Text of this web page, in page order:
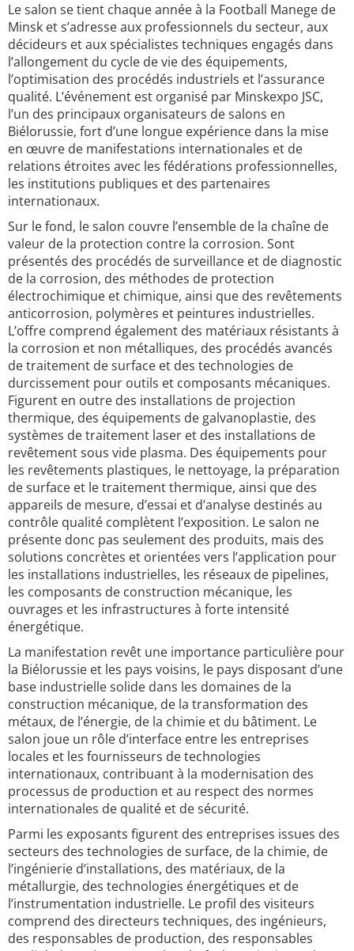
Le salon se tient chaque année à la Football Manege de
Minsk et s’adresse aux professionnels du secteur, aux
décideurs et aux spécialistes techniques engagés dans
l’allongement du cycle de vie des équipements,
l’optimisation des procédés industriels et l’assurance
qualité. L’événement est organisé par Minskexpo JSC,
l’un des principaux organisateurs de salons en
Biélorussie, fort d’une longue expérience dans la mise
en œuvre de manifestations internationales et de
relations étroites avec les fédérations professionnelles,
les institutions publiques et des partenaires
internationaux.
Sur le fond, le salon couvre l’ensemble de la chaîne de
valeur de la protection contre la corrosion. Sont
présentés des procédés de surveillance et de diagnostic
de la corrosion, des méthodes de protection
électrochimique et chimique, ainsi que des revêtements
anticorrosion, polymères et peintures industrielles.
L’offre comprend également des matériaux résistants à
la corrosion et non métalliques, des procédés avancés
de traitement de surface et des technologies de
durcissement pour outils et composants mécaniques.
Figurent en outre des installations de projection
thermique, des équipements de galvanoplastie, des
systèmes de traitement laser et des installations de
revêtement sous vide plasma. Des équipements pour
les revêtements plastiques, le nettoyage, la préparation
de surface et le traitement thermique, ainsi que des
appareils de mesure, d’essai et d’analyse destinés au
contrôle qualité complètent l’exposition. Le salon ne
présente donc pas seulement des produits, mais des
solutions concrètes et orientées vers l’application pour
les installations industrielles, les réseaux de pipelines,
les composants de construction mécanique, les
ouvrages et les infrastructures à forte intensité
énergétique.
La manifestation revêt une importance particulière pour
la Biélorussie et les pays voisins, le pays disposant d’une
base industrielle solide dans les domaines de la
construction mécanique, de la transformation des
métaux, de l’énergie, de la chimie et du bâtiment. Le
salon joue un rôle d’interface entre les entreprises
locales et les fournisseurs de technologies
internationaux, contribuant à la modernisation des
processus de production et au respect des normes
internationales de qualité et de sécurité.
Parmi les exposants figurent des entreprises issues des
secteurs des technologies de surface, de la chimie, de
l’ingénierie d’installations, des matériaux, de la
métallurgie, des technologies énergétiques et de
l’instrumentation industrielle. Le profil des visiteurs
comprend des directeurs techniques, des ingénieurs,
des responsables de production, des responsables